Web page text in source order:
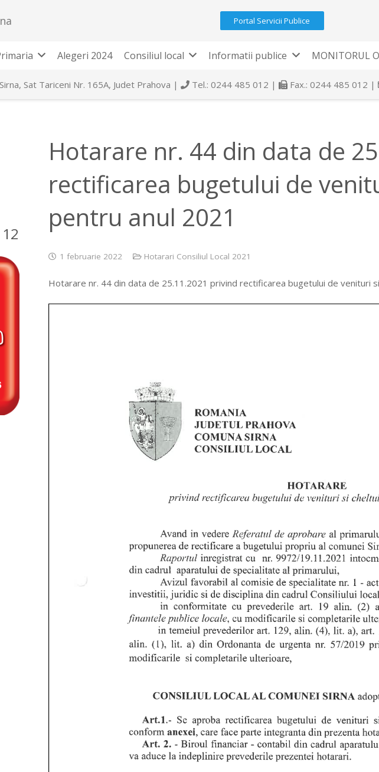
Portal Servicii Publice
Alegeri 2024 Consiliul local Informatii publice MONITORUL
Sat Tariceni Nr. 165A, Judet Prahova | Tel.: 0244 485 012 | Fax.: 0244 485 012 |
Hotarare nr. 44 din data de
rectificarea bugetului de
pentru anul 2021
1 februarie 2022 Hotarari Consiliul Local 2021
Hotarare nr. 44 din data de 25.11.2021 privind rectificarea bugetului de venituri